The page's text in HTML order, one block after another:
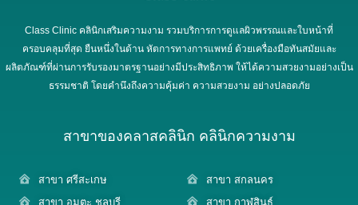
Class Clinic คลินิกเสริมความงาม รวมบริการการดูแลผิวพรรณและใบหน้าที่
ครอบคลุมที่สุด ยืนหนึ่งในด้าน หัตการทางการแพทย์ ด้วยเครื่องมือทันสมัยและ
ผลิตภัณฑ์ที่ผ่านการรับรองมาตรฐานอย่างมีประสิทธิภาพ ให้ได้ความสวยงามอย่างเป็น
ธรรมชาติ โดยคำนึงถึงความคุ้มค่า ความสวยงาม อย่างปลอดภัย
สาขาของคลาสคลินิก คลินิกความงาม
สาขา ศรีสะเกษ
สาขา อมตะ ชลบุรี
สาขา สกลนคร
สาขา กาฬสินธุ์